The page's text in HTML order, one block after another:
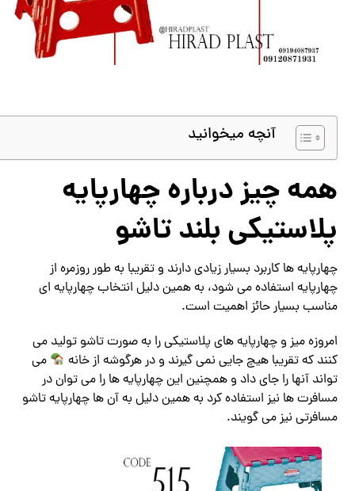
آنچه میخوانید
همه چیز درباره چهارپایه
پلاستیکی بلند تاشو
چهارپایه ها کاربرد بسیار زیادی دارند و تقریبا به طور روزمره از
چهارپایه استفاده می شود، به همین دلیل انتخاب چهارپایه ای
مناسب بسیار حائز اهمیت است.
امروزه میز و چهارپایه های پلاستیکی را به صورت تاشو تولید می
کنند که تقریبا هیچ جایی نمی گیرند و در هرگوشه از خانه
می
تواند آنها را جای داد و همچنین این چهارپایه ها را می توان در
مسافرت ها نیز استفاده کرد به همین دلیل به آن ها چهارپایه تاشو
مسافرتی نیز می گویند.